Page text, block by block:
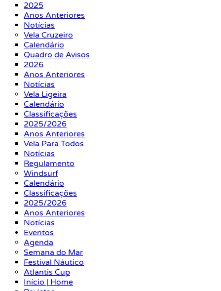
2025
Anos Anteriores
Notícias
Vela Cruzeiro
Calendário
Quadro de Avisos
2026
Anos Anteriores
Notícias
Vela Ligeira
Calendário
Classificações
2025/2026
Anos Anteriores
Vela Para Todos
Notícias
Regulamento
Windsurf
Calendário
Classificações
2025/2026
Anos Anteriores
Notícias
Eventos
Agenda
Semana do Mar
Festival Náutico
Atlantis Cup
Início | Home